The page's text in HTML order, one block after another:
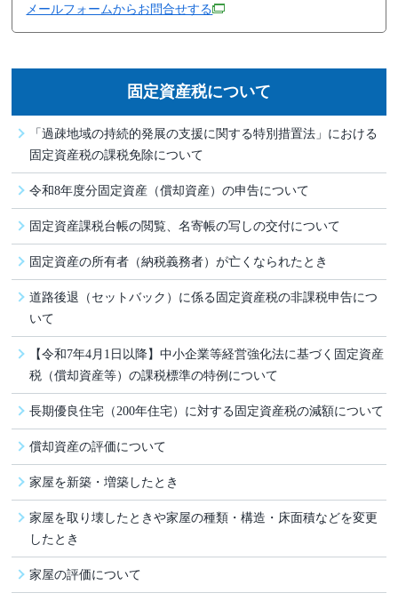
メールフォームからお問合せする
固定資産税について
「過疎地域の持続的発展の支援に関する特別措置法」における
固定資産税の課税免除について
令和8年度分固定資産（償却資産）の申告について
固定資産課税台帳の閲覧、名寄帳の写しの交付について
固定資産の所有者（納税義務者）が亡くなられたとき
道路後退（セットバック）に係る固定資産税の非課税申告につ
いて
【令和7年4月1日以降】中小企業等経営強化法に基づく固定資産
税（償却資産等）の課税標準の特例について
長期優良住宅（200年住宅）に対する固定資産税の減額について
償却資産の評価について
家屋を新築・増築したとき
家屋を取り壊したときや家屋の種類・構造・床面積などを変更
したとき
家屋の評価について